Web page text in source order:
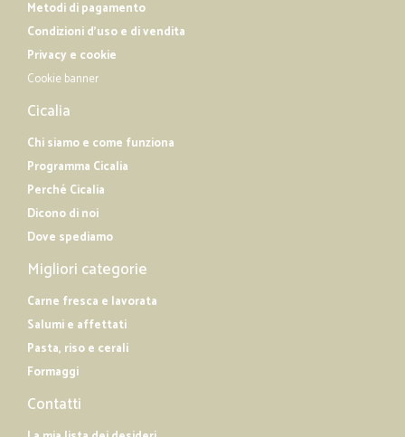
Metodi di pagamento
Condizioni d'uso e di vendita
Privacy e cookie
Cookie banner
Cicalia
Chi siamo e come funziona
Programma Cicalia
Perché Cicalia
Dicono di noi
Dove spediamo
Migliori categorie
Carne fresca e lavorata
Salumi e affettati
Pasta, riso e cerali
Formaggi
Contatti